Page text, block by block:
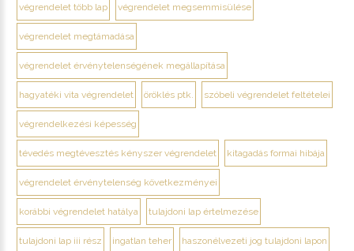
végrendelet több lap végrendelet megsemmisülése
végrendelet megtámadása
végrendelet érvénytelenségének megállapítása
hagyatéki vita végrendelet öröklés ptk. szóbeli végrendelet feltételei
végrendelkezési képesség
tévedés megtévesztés kényszer végrendelet kitagadás formai hibája
végrendelet érvénytelenség következményei
korábbi végrendelet hatálya tulajdoni lap értelmezése
tulajdoni lap iii rész ingatlan teher haszonélvezeti jog tulajdoni lapon